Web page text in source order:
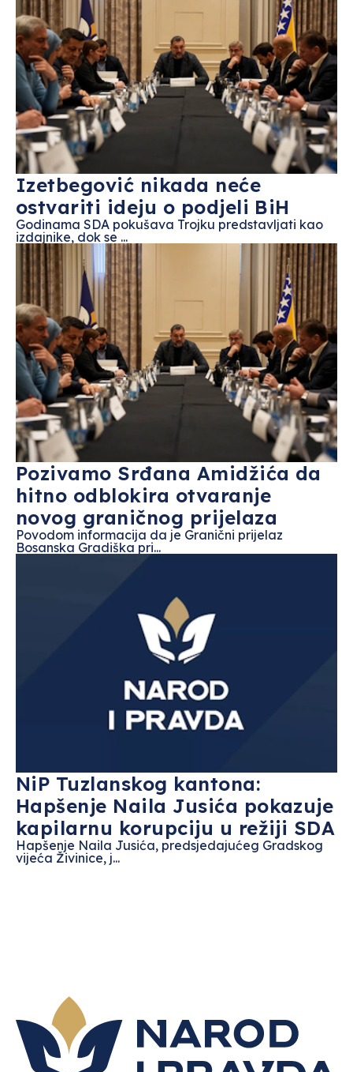
Izetbegović nikada neće
ostvariti ideju o podjeli BiH
Godinama SDA pokušava Trojku predstavljati kao
izdajnike, dok se ...
Pozivamo Srđana Amidžića da
hitno odblokira otvaranje
novog graničnog prijelaza
Povodom informacija da je Granični prijelaz
Bosanska Gradiška pri...
NiP Tuzlanskog kantona:
Hapšenje Naila Jusića pokazuje
kapilarnu korupciju u režiji SDA
Hapšenje Naila Jusića, predsjedajućeg Gradskog
vijeća Živinice, j...